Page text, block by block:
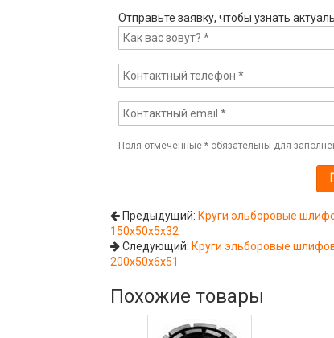
Отправьте заявку, чтобы узнать
Поля отмеченные *обязательны для
Предыдущий: Круги эльборовые
150х50х5х32
Следующий: Круги эльборовые
200х50х6х51
Похожие товары